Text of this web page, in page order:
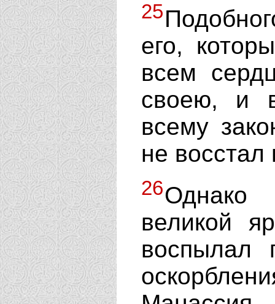
25
его,
всем
своею, и
всему
не
26Однако
великой
воспылал